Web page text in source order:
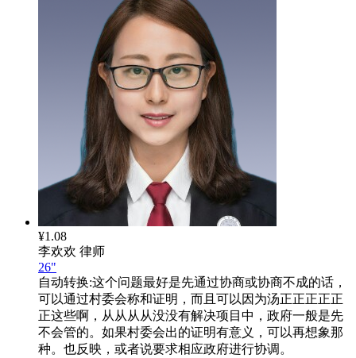
¥1.08
李欢欢 律师
26"
自动转换:这个问题最好是先通过协商或协商不成的话，
可以通过村委会称和证明，而且可以因为汤正正正正正
正这些啊，从从从从没没有解决项目中，政府一般是先
不会管的。如果村委会出的证明有意义，可以再想象那
种。也反映，或者说要求相应政府进行协调。